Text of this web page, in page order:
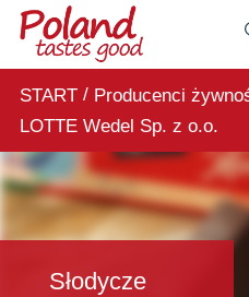
START/ Producenci
LOTTE Wedel Sp. z o.o.
Słodycze